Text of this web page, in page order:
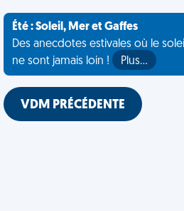
Été : Soleil, Mer et Gaffes
Des anecdotes estivales où le
ne sont jamais loin !
Plus…
VDM PRÉCÉDENTE